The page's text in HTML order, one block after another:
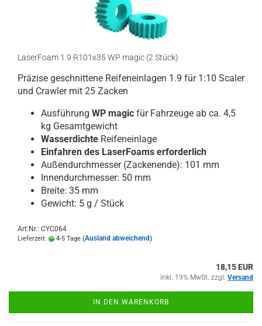
LaserFoam 1.9 R101x35 WP magic (2 Stück)
Präzise geschnittene Reifeneinlagen 1.9 für 1:10 Scaler
und Crawler mit 25 Zacken
Ausführung WP magic für Fahrzeuge ab ca. 4,5
kg Gesamtgewicht
Wasserdichte Reifeneinlage
Einfahren des LaserFoams erforderlich
Außendurchmesser (Zackenende): 101 mm
Innendurchmesser: 50 mm
Breite: 35 mm
Gewicht: 5 g / Stück
Art.Nr.: CYC064
Lieferzeit: 4-5 Tage (Ausland abweichend)
18,15 EUR
inkl. 19% MwSt. zzgl. Versand
IN DEN WARENKORB